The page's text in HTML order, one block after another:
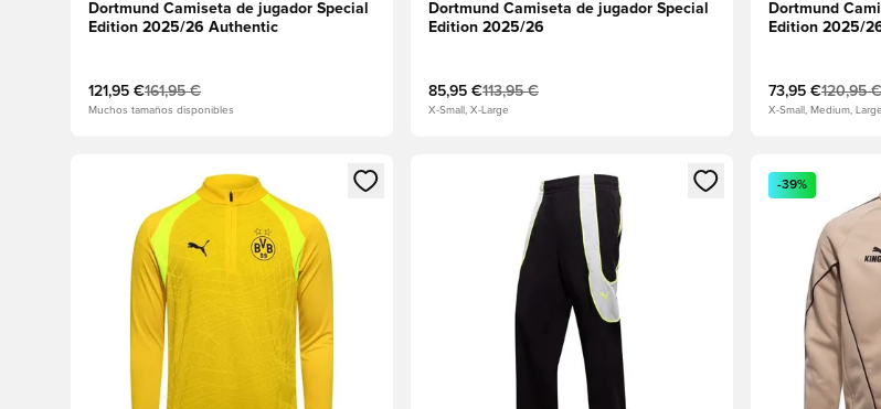
Dortmund Camiseta de jugador Special
Edition 2025/26 Authentic
121,95 €161,95 €
Muchos tamaños disponibles
Dortmund Camiseta de jugador Special
Edition 2025/26
85,95 €113,95 €
X-Small, X-Large
Dortmund
Edition 2025/
73,95 €120,95 €
X-Small, Medium,
Abre un modal para iniciar sesión o registrarse como miembroAbre un modal para iniciar sesión o registrarse como
Abre un modal
-39%